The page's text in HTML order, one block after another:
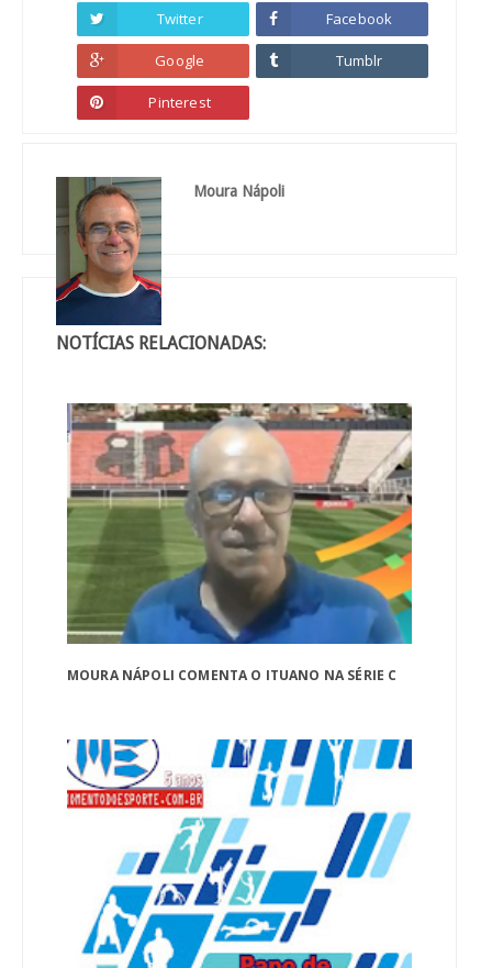
Twitter Facebook
Google Tumblr
Pinterest
Moura Nápoli
NOTÍCIAS RELACIONADAS:
MOURA NÁPOLI COMENTA O ITUANO NA SÉRIE C